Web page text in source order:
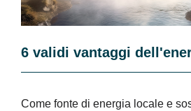
6 validi vantaggi
Come fonte di energia locale e